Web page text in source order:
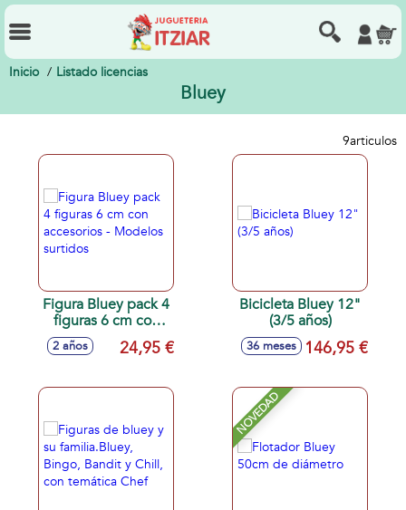
Inicio Listado licencias
Bluey
9articulos
Figura Bluey pack 4
figuras 6 cm con
accesorios -
Modelos surtidos
2 años 24,95 €
Bicicleta Bluey 12"
(3/5 años)
36 meses 146,95 €
NOVEDAD